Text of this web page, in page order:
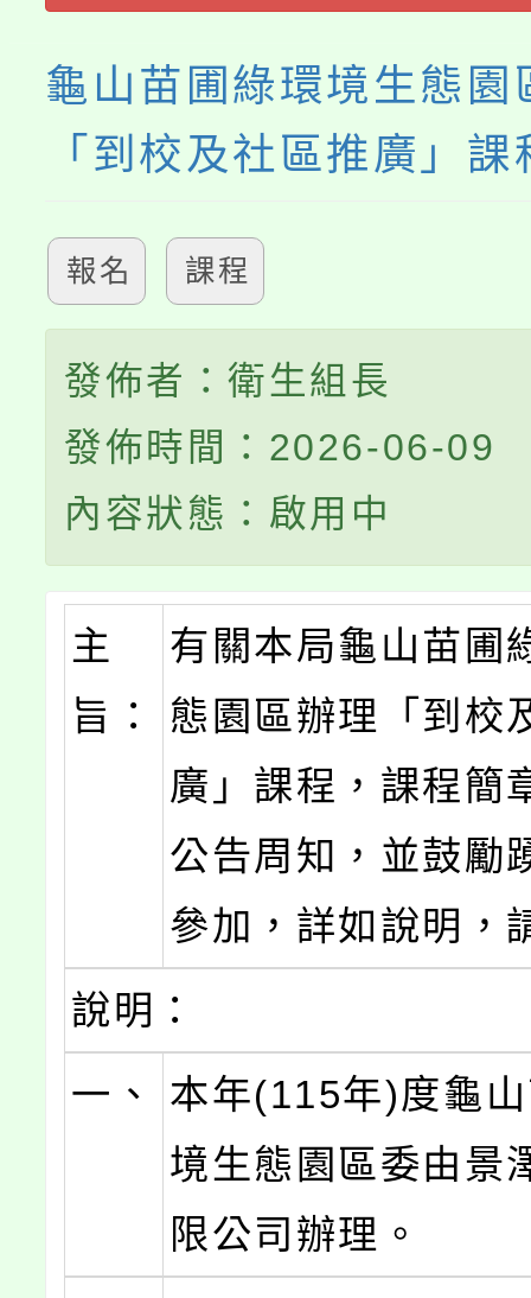
程
龜山苗圃綠環境生態園
「到校及社區推廣」課
報名 課程
發佈者：衛生組長
發佈時間：2026-06-09
內容狀態：啟用中
主
旨：
有關本局龜山苗圃
態園區辦理「到校
廣」課程，課程簡
公告周知，並鼓勵
參加，詳如說明，
說明：
一、
本年(115年)度龜
境生態園區委由景
限公司辦理。